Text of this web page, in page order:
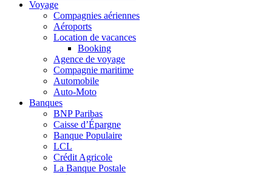
Voyage
Compagnies aériennes
Aéroports
Location de vacances
Booking
Agence de voyage
Compagnie maritime
Automobile
Auto-Moto
Banques
BNP Paribas
Caisse d’Épargne
Banque Populaire
LCL
Crédit Agricole
La Banque Postale